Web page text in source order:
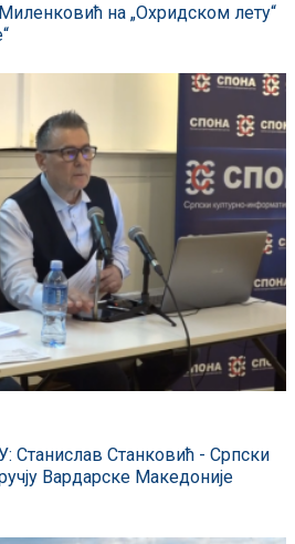
на „Охридском лету“
Станислав Станковић - Српски
Вардарске Македоније